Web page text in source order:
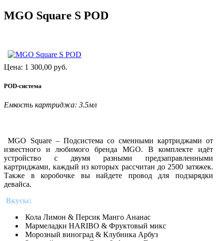
MGO Square S POD
Цена: 1 300,00 руб.
POD-система
Емкость картриджа: 3.5мл
MGO Square – Подсистема со сменными картриджами от
известного и любимого бренда MGO. В комплекте идёт
устройство с двумя разными предзаправленными
картриджами, каждый из которых рассчитан до 2500 затяжек.
Также в коробочке вы найдете провод для подзарядки
девайса.
Вкусы:
Кола Лимон & Персик Манго Ананас
Мармеладки HARIBO & Фруктовый микс
Морозный виноград & Клубника Арбуз